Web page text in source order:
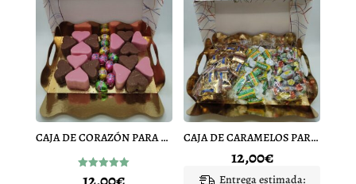
CAJA DE CORAZÓN PARA REGALO MEDIANA
Valorado
CAJA DE CARAMELOS PARA REGALAR PEQUEÑA
12,00€
Entrega estimada: